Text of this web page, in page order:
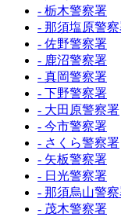
- 栃木警察署
- 那須塩原警
- 佐野警察署
- 鹿沼警察署
- 真岡警察署
- 下野警察署
- 大田原警察署
- 今市警察署
- さくら警察署
- 矢板警察署
- 日光警察署
- 那須烏山警
- 茂木警察署